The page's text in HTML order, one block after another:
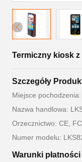
Termiczny kiosk
Szczegóły
Miejsce
Nazwa handlowa:
Orzecznictwo: CE,
Numer modelu:
Warunki płatności